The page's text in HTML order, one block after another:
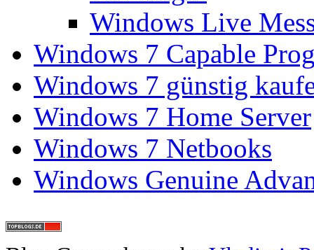
Windows Live
Windows 7 Capable
Windows 7 günstig
Windows 7 Home Server
Windows 7 Netbooks
Windows Genuine